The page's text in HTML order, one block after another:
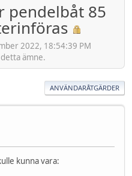
pendelbåt 85
2022, 18:54:39 PM
ämne.
ANVÄNDARÅTGÄRDER
kunna vara: